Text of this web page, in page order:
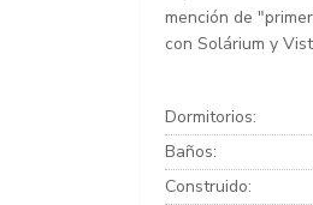
mención de
con Solárium y
Dormitorios:
Baños:
Construido: